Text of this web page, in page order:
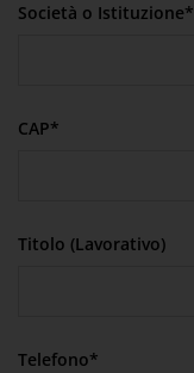
Società o Istituzione*
CAP*
Titolo (Lavorativo)
Telefono*